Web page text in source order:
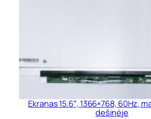
Ekranas 15.6″, 1366×768, 60Hz,
dešinėje